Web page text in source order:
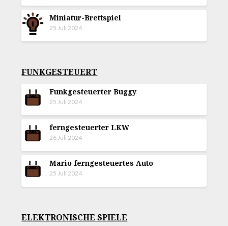
Miniatur-Brettspiel
25 Juli 2024
FUNKGESTEUERT
Funkgesteuerter Buggy
25 Juli 2024
ferngesteuerter LKW
26 Juli 2024
Mario ferngesteuertes Auto
25 Juli 2024
ELEKTRONISCHE SPIELE